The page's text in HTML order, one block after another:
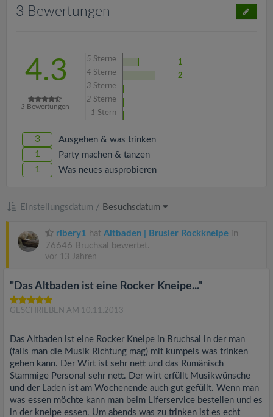
3 Bewertungen
4.3
3 Bewertungen
5 Sterne
1
4 Sterne
2
3 Sterne
2 Sterne
1 Stern
3 Ausgehen & was trinken
1 Party machen & tanzen
1 Was neues ausprobieren
Einstellungsdatum / Besuchsdatum
ribery1 hat Altbaden | Brusler Rockkneipe in
76646 Bruchsal bewertet.
vor 13 Jahren
"Das Altbaden ist eine Rocker Kneipe..."
GESCHRIEBEN AM 10.11.2013
Das Altbaden ist eine Rocker Kneipe in Bruchsal in der man
(falls man die Musik Richtung mag) mit kumpels was trinken
gehen kann. Der Wirt ist sehr nett und das Rumänisch
Stammige Personal sehr nett. Der wirt erfüllt Musikwünsche
und der Laden ist am Wochenende auch gut gefüllt. Wenn man
was essen möchte kann man beim Liferservice bestellen und es
in der kneipe essen. Um abends was zu trinken ist es echt